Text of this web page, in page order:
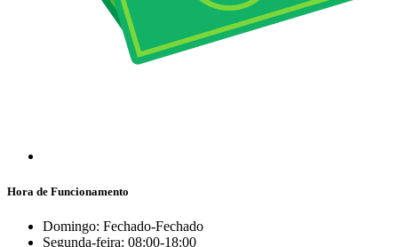
Hora de Funcionamento
Domingo: Fechado-Fechado
Segunda-feira: 08:00-18:00